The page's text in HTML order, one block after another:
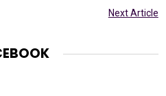
Next Article